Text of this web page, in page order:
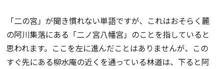
「二の宮」が聞き慣れない単語ですが、これはおそらく麓
の阿川集落にある「二ノ宮八幡宮」のことを指していると
思われます。ここを左に進んだことはありませんが、この
すぐ先にある柳水庵の近くを通っている林道は、下ると阿